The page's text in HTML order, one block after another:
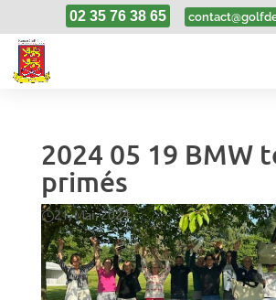
02 35 76 38 65
2024 05 19 BMW
primés
21, Mai, 2024